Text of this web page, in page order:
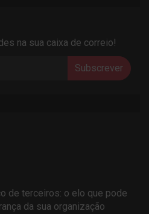
na sua caixa de correio!
Subscrever
de terceiros: o elo que pode
da sua organização